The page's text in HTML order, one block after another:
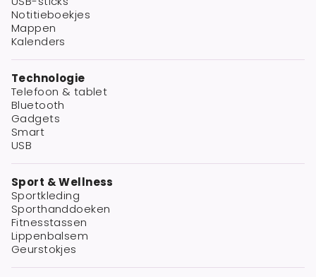
Notitieboekjes
Mappen
Kalenders
Technologie
Telefoon & tablet
Bluetooth
Gadgets
Smart
USB
Sport & Wellness
Sportkleding
Sporthanddoeken
Fitnesstassen
Lippenbalsem
Geurstokjes